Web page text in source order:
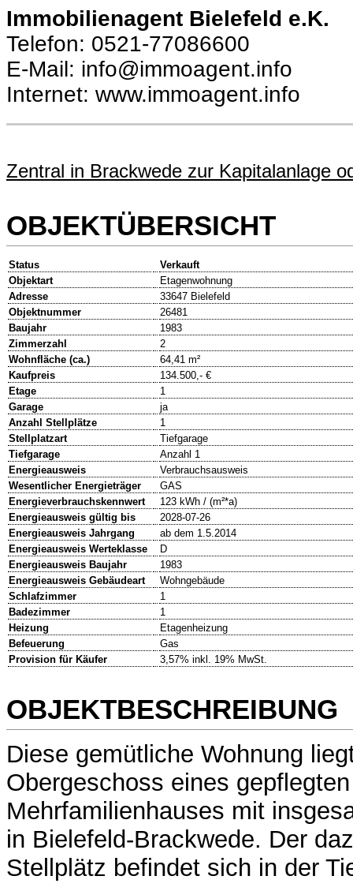
Immobilienagent Bielefeld e.K.
Telefon: 0521-77086600
E-Mail: info@immoagent.info
Internet: www.immoagent.info
Zentral in Brackwede zur Kapitalanlage
OBJEKTÜBERSICHT
Status
Verkauft
Objektart
Etagenwohnung
Adresse
33647 Bielefeld
Objektnummer
26481
Baujahr
1983
Zimmerzahl
2
Wohnfläche (ca.)
64,41 m²
Kaufpreis
134.500,- €
Etage
1
Garage
ja
Anzahl Stellplätze
1
Stellplatzart
Tiefgarage
Tiefgarage
Anzahl 1
Energieausweis
Verbrauchsausweis
Wesentlicher Energieträger
GAS
Energieverbrauchskennwert
123 kWh / (m²*a)
Energieausweis gültig bis
2028-07-26
Energieausweis Jahrgang
ab dem 1.5.2014
Energieausweis Werteklasse
D
Energieausweis Baujahr
1983
Energieausweis Gebäudeart
Wohngebäude
Schlafzimmer
1
Badezimmer
1
Heizung
Etagenheizung
Befeuerung
Gas
Provision für Käufer
3,57% inkl. 19% MwSt.
OBJEKTBESCHREIBUNG
Diese gemütliche Wohnung
Obergeschoss eines gepflegten
Mehrfamilienhauses mit
in Bielefeld-Brackwede. Der
Stellplätz befindet sich in der